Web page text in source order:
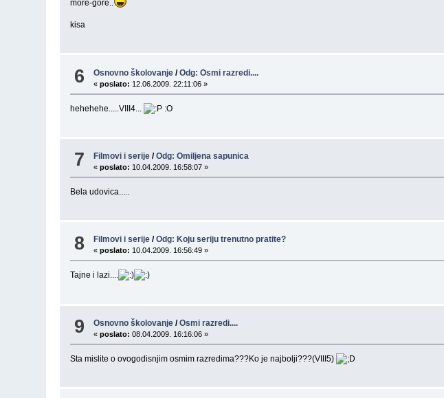
more-gore..
kisa
6 Osnovno školovanje /Odg: Osmi razredi....
«poslato: 12.06.2009. 22:11:06 »
hehehehe.....VIII4... :O
7 Filmovi i serije /Odg: Omiljena sapunica
«poslato: 10.04.2009. 16:58:07 »
Bela udovica.....
8 Filmovi i serije /Odg: Koju seriju trenutno pratite?
«poslato: 10.04.2009. 16:56:49 »
Tajne i lazi....
9 Osnovno školovanje /Osmi razredi....
«poslato: 08.04.2009. 16:16:06 »
Sta mislite o ovogodisnjim osmim razredima???Ko je najbolji???(VIII5)